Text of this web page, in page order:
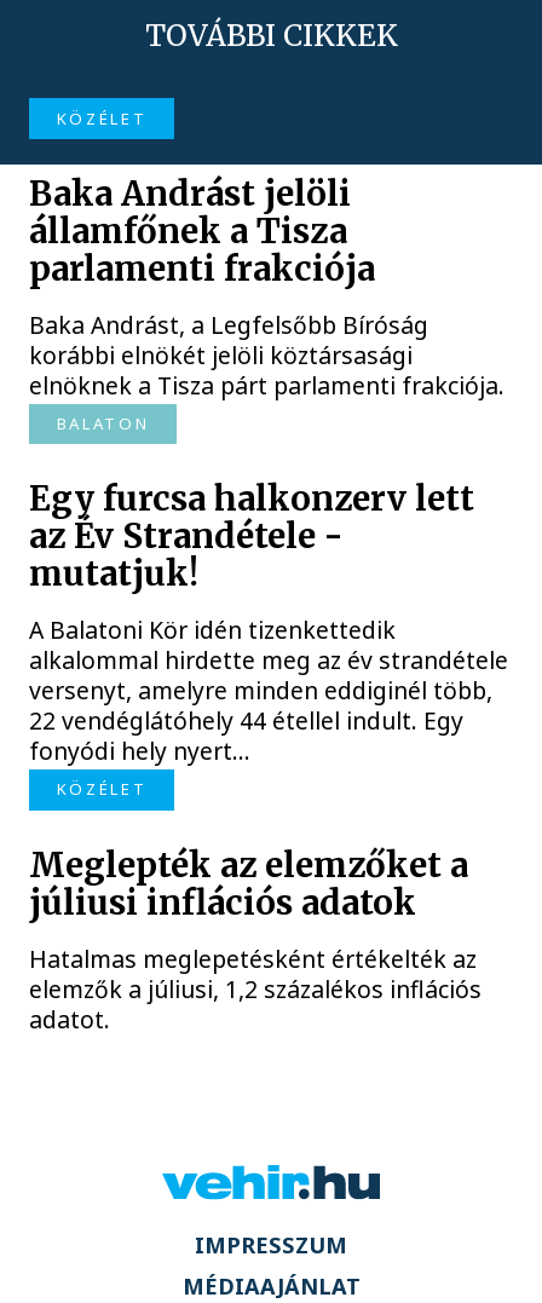
TOVÁBBI CIKKEK
KÖZÉLET
Baka Andrást jelöli
államfőnek a Tisza
parlamenti frakciója
Baka Andrást, a Legfelsőbb Bíróság
korábbi elnökét jelöli köztársasági
elnöknek a Tisza párt parlamenti frakciója.
BALATON
Egy furcsa halkonzerv lett
az Év Strandétele -
mutatjuk!
A Balatoni Kör idén tizenkettedik
alkalommal hirdette meg az év strandétele
versenyt, amelyre minden eddiginél több,
22 vendéglátóhely 44 étellel indult. Egy
fonyódi hely nyert...
KÖZÉLET
Meglepték az elemzőket a
júliusi inflációs adatok
Hatalmas meglepetésként értékelték az
elemzők a júliusi, 1,2 százalékos inflációs
adatot.
IMPRESSZUM
MÉDIAAJÁNLAT